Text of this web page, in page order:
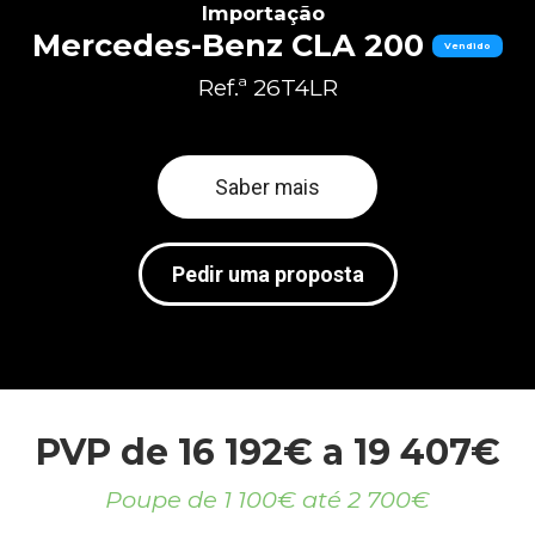
Importação
Mercedes-Benz CLA 200 Vendido
Ref.ª 26T4LR
Saber mais
Pedir uma proposta
PVP de 16 192€ a 19 407€
Poupe de 1 100€ até 2 700€